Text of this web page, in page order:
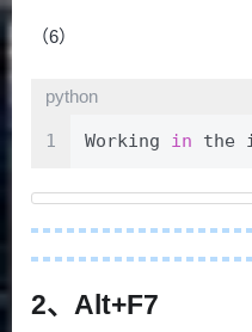
（6）
python
1 Working in the
2、Alt+F7